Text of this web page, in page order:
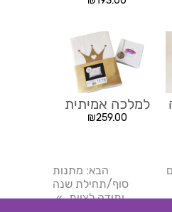
למלכה אמיתית
₪259.00
הבא: מתנות
סוף/תחילת שנה
ותודה לצוות »